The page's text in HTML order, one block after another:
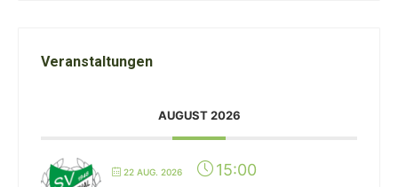
Veranstaltungen
AUGUST 2026
22 AUG. 2026 15:00